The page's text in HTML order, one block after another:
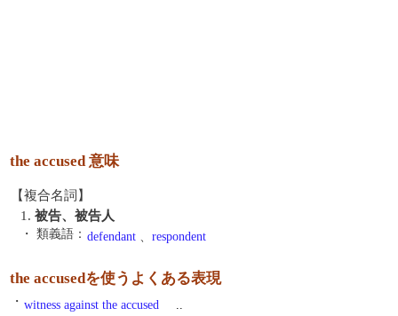
the accused 意味
【複合名詞】
1. 被告、被告人
・ 類義語： defendant 、 respondent
the accusedを使うよくある表現
・ witness against the accused ..